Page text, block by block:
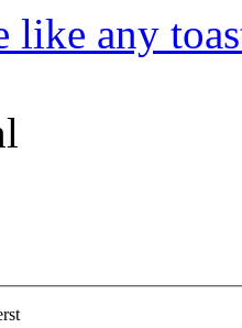
like any